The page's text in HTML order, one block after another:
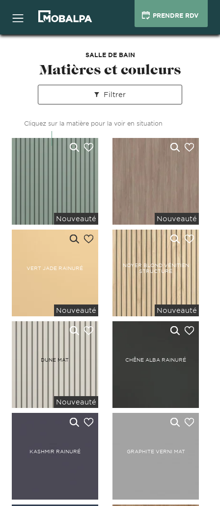
PRENDRE RDV
SALLE DE BAIN
Matières et couleurs
Filtrer
Cliquez sur la matière pour la voir en situation
VERT JADE RAINURÉ
Nouveauté
NOYER BLOND VÉNITIEN
STRUCTURÉ
Nouveauté
DUNE MAT
Nouveauté
CHÊNE ALBA RAINURÉ
Nouveauté
KASHMIR RAINURÉ
Nouveauté
GRAPHITE VERNI MAT